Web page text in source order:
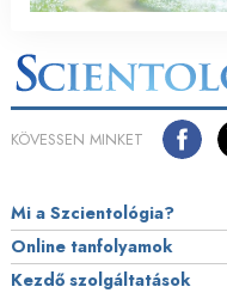
KÖVESSEN MINKET
Mi a Szcientológia?
Online tanfolyamok
Kezdő szolgáltatások